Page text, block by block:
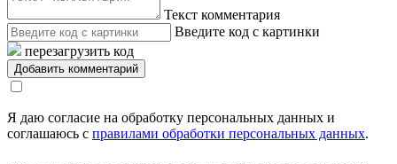
Текст комментария
Введите код с картинки
перезагрузить код
Я даю согласие на обработку персональных данных и
соглашаюсь с правилами обработки персональных данных.